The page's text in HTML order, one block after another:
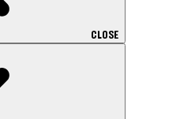
CLOSE